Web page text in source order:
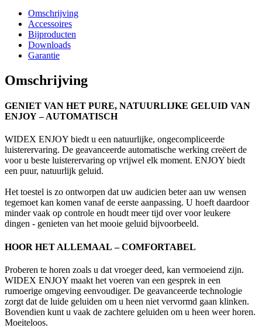
Omschrijving
Accessoires
Bijproducten
Downloads
Garantie
Omschrijving
GENIET VAN HET PURE, NATUURLIJKE GELUID VAN
ENJOY– AUTOMATISCH
WIDEX ENJOY biedt u een natuurlijke, ongecompliceerde
luisterervaring. De geavanceerde automatische werking creëert de
voor u beste luisterervaring op vrijwel elk moment. ENJOY biedt
een puur, natuurlijk geluid.
Het toestel is zo ontworpen dat uw audicien beter aan uw wensen
tegemoet kan komen vanaf de eerste aanpassing. U hoeft daardoor
minder vaak op controle en houdt meer tijd over voor leukere
dingen - genieten van het mooie geluid bijvoorbeeld.
HOOR HET ALLEMAAL – COMFORTABEL
Proberen te horen zoals u dat vroeger deed, kan vermoeiend zijn.
WIDEX ENJOY maakt het voeren van een gesprek in een
rumoerige omgeving eenvoudiger. De geavanceerde technologie
zorgt dat de luide geluiden om u heen niet vervormd gaan klinken.
Bovendien kunt u vaak de zachtere geluiden om u heen weer horen.
Moeiteloos.